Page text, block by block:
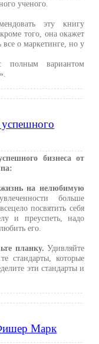
ученого.
эту книгу
того, она окажет
о маркетинге, но у
полным вариантом
бизнеса от
на нелюбимую
больше
посвятить себя
и преуспеть, надо
его.
планку. Удивляйте
стандарты, которые
эти стандарты и
Марк